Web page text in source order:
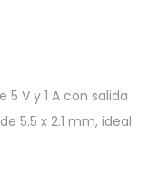
V y 1 A con salida
5.5 x 2.1 mm, ideal